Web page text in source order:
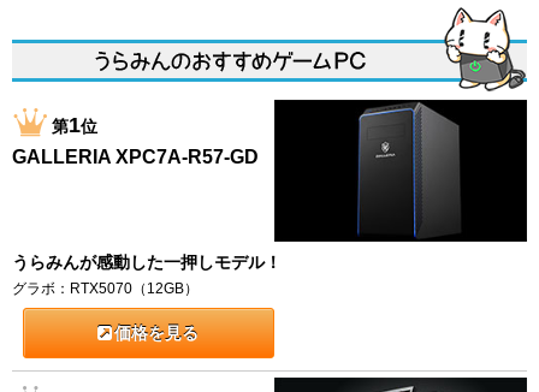
第1位
GALLERIA XPC7A-R57-GD
うらみんが感動した一押しモデル！
グラボ：RTX5070（12GB）
価格を見る